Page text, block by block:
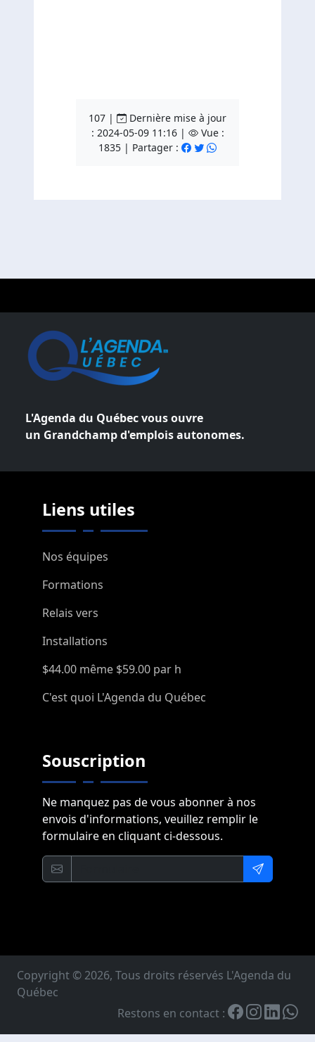
107 |
Dernière mise à jour
: 2024-05-09 11:16 |
Vue :
1835 | Partager :
L'Agenda du Québec vous ouvre
un Grandchamp d'emplois autonomes.
Liens utiles
Nos équipes
Formations
Relais vers
Installations
$44.00 même $59.00 par h
C'est quoi L'Agenda du Québec
Souscription
Ne manquez pas de vous abonner à nos
envois d'informations, veuillez remplir le
formulaire en cliquant ci-dessous.
Copyright © 2026, Tous droits réservés L'Agenda du
Québec
Restons en contact :